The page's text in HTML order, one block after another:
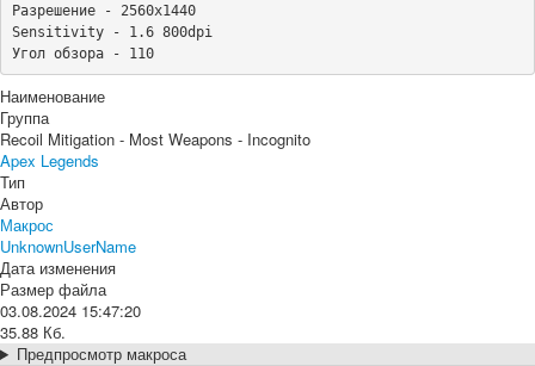
Разрешение - 2560x1440
Sensitivity - 1.6 800dpi
Угол обзора - 110
Наименование
Группа
Recoil Mitigation - Most Weapons - Incognito
Apex Legends
Тип
Автор
Макрос
UnknownUserName
Дата изменения
Размер файла
03.08.2024 15:47:20
35.88 Кб.
Предпросмотр макроса